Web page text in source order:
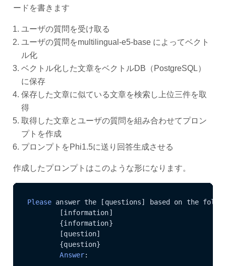
ードを書きます
ユーザの質問を受け取る
ユーザの質問をmultilingual-e5-base によってベクト
ル化
ベクトル化した文章をベクトルDB（PostgreSQL）
に保存
保存した文章に似ている文章を検索し上位三件を取
得
取得した文章とユーザの質問を組み合わせてプロン
プトを作成
プロンプトをPhi1.5に送り回答生成させる
作成したプロンプトはこのような形になります。
Please answer the [questions] based on the
        [information]
        {information}
        [question]
        {question}
Answer: